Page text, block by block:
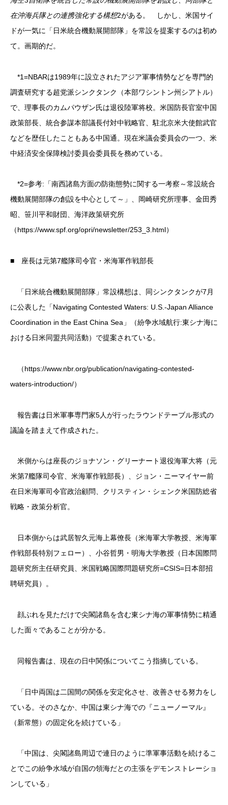
在沖海兵隊との連携強化する構想2がある。 しかし、米国サイ
ドが一気に「日米統合機動展開部隊」を常設を提案するのは初め
て。画期的だ。
*1=NBARは1989年に設立されたアジア軍事情勢などを専門的
調査研究する超党派シンクタンク（本部ワシントン州シアトル）
で、理事長のカムパウザン氏は退役陸軍将校。米国防長官室中国
政策部長、統合参謀本部議長付対中戦略官、駐北京米大使館武官
などを歴任したこともある中国通。現在米議会委員会の一つ、米
中経済安全保障検討委員会委員長を務めている。
*2=参考:「南西諸島方面の防衛態勢に関する一考察～常設統合
機動展開部隊の創設を中心として～」、岡崎研究所理事、金田秀
昭、笹川平和財団、海洋政策研究所
（https://www.spf.org/opri/newsletter/253_3.html）
■ 座長は元第7艦隊司令官・米海軍作戦部長
「日米統合機動展開部隊」常設構想は、同シンクタンクが7月
に公表した「Navigating Contested Waters: U.S.-Japan Alliance
Coordination in the East China Sea」（紛争水域航行:東シナ海に
おける日米同盟共同活動）で提案されている。
（https://www.nbr.org/publication/navigating-contested-
waters-introduction/）
報告書は日米軍事専門家5人が行ったラウンドテーブル形式の
議論を踏まえて作成された。
米側からは座長のジョナソン・グリーナート退役海軍大将（元
米第7艦隊司令官、米海軍作戦部長）、ジョン・ニーマイヤー前
在日米海軍司令官政治顧問、クリスティン・シェンク米国防総省
戦略・政策分析官。
日本側からは武居智久元海上幕僚長（米海軍大学教授、米海軍
作戦部長特別フェロー）、小谷哲男・明海大学教授（日本国際問
題研究所主任研究員、米国戦略国際問題研究所=CSIS=日本部招
聘研究員）。
顔ぶれを見ただけで尖閣諸島を含む東シナ海の軍事情勢に精通
した面々であることが分かる。
同報告書は、現在の日中関係についてこう指摘している。
「日中両国は二国間の関係を安定化させ、改善させる努力をし
ている。そのさなか、中国は東シナ海での『ニューノーマル』
（新常態）の固定化を続けている」
「中国は、尖閣諸島周辺で連日のように準軍事活動を続けるこ
とでこの紛争水域が自国の領海だとの主張をデモンストレーショ
ンしている」